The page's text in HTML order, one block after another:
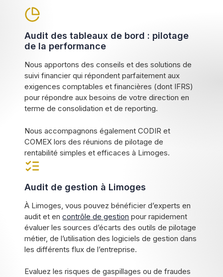
Audit des tableaux de bord : pilotage
de la performance
Nous apportons des conseils et des solutions de
suivi financier qui répondent parfaitement aux
exigences comptables et financières (dont IFRS)
pour répondre aux besoins de votre direction en
terme de consolidation et de reporting.
Nous accompagnons également CODIR et
COMEX lors des réunions de pilotage de
rentabilité simples et efficaces à Limoges.
Audit de gestion à Limoges
À Limoges, vous pouvez bénéficier d’experts en
audit et encontrôle de gestion pour rapidement
évaluer les sources d’écarts des outils de pilotage
métier, de l’utilisation des logiciels de gestion dans
les différents flux de l’entreprise.
Evaluez les risques de gaspillages ou de fraudes